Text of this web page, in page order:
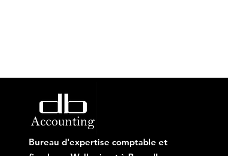
Bureau d'expertise comptable et